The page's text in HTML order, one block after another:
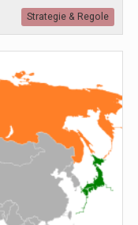
Strategie & Regole